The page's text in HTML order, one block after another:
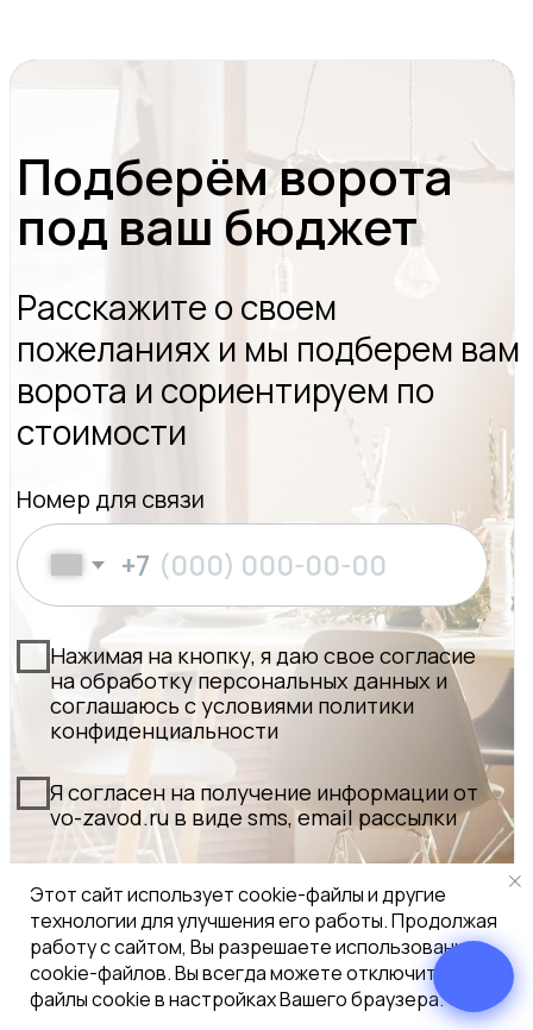
Max
Этот сайт использует cookie-файлы и другие
технологии для улучшения его работы. Продолжая
работу с сайтом, Вы разрешаете использование
cookie-файлов. Вы всегда можете отключить
файлы cookie в настройках Вашего браузера.